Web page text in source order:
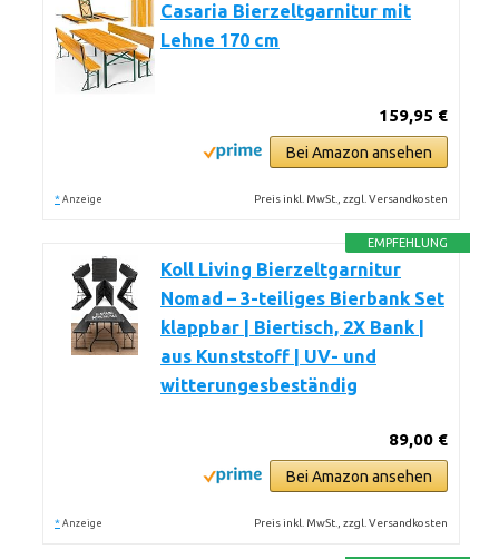
Casaria Bierzeltgarnitur mit
Lehne 170 cm
159,95 €
Bei Amazon ansehen
* Anzeige Preis inkl. MwSt., zzgl. Versandkosten
EMPFEHLUNG
Koll Living Bierzeltgarnitur
Nomad – 3-teiliges Bierbank Set
klappbar | Biertisch, 2X Bank |
aus Kunststoff | UV- und
witterungesbeständig
89,00 €
Bei Amazon ansehen
* Anzeige Preis inkl. MwSt., zzgl. Versandkosten